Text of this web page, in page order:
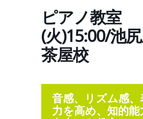
ピアノ教室
(火)15:00/池
茶屋校
音感、リズム感、
力を高め、知的能